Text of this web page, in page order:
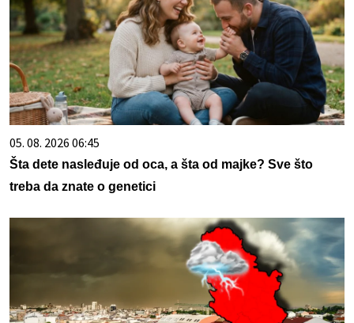
05. 08. 2026 06:45
Šta dete nasleđuje od oca, a šta od majke? Sve što
treba da znate o genetici